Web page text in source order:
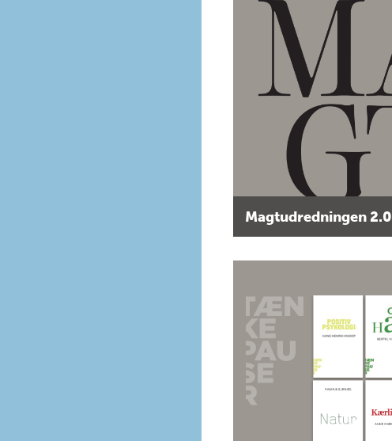
Magtudredningen 2.0